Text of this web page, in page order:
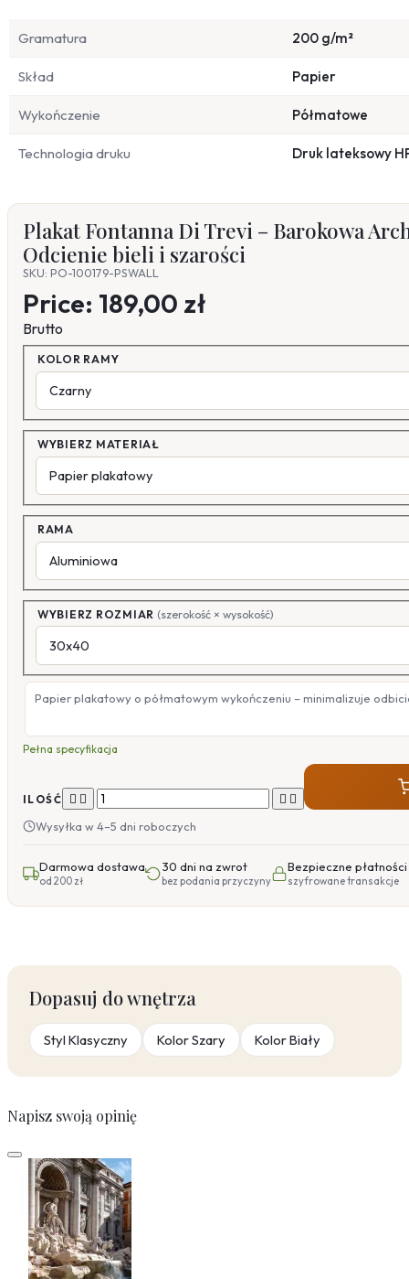
Gramatura 200 g/m²
Skład Papier
Wykończenie Półmatowe
Technologia druku Druk lateksowy
Plakat Fontanna Di Trevi – Barokowa
Odcienie bieli i szarości
SKU: PO-100179-PSWALL
Price: 189,00 zł
Brutto
KOLOR RAMY
WYBIERZ MATERIAŁ
RAMA
WYBIERZ ROZMIAR (szerokość × wysokość)
Papier plakatowy o półmatowym wykończeniu – minimalizuje
Pełna specyfikacja
ILOŚĆ    
Wysyłka w 4–5 dni roboczych
Darmowa dostawa
od 200 zł
30 dni na zwrot
bez podania przyczyny
Bezpieczne płatności
szyfrowane transakcje
Dopasuj do wnętrza
Styl Klasyczny Kolor Szary Kolor Biały
Napisz swoją opinię